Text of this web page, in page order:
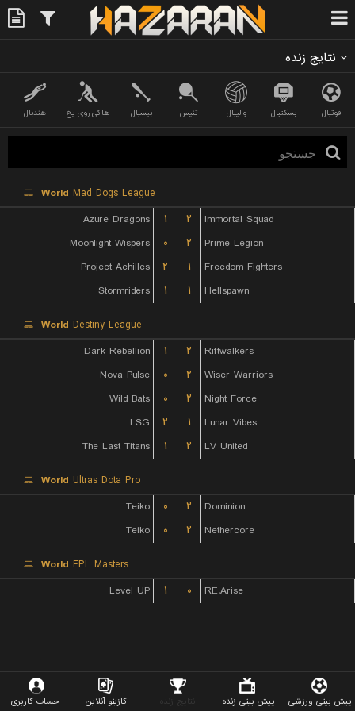
نتایج زنده
فوتبال بسکتبال والیبال تنیس بیسبال هاکی روی یخ هندبال
World Mad Dogs League
Azure Dragons
۱ ۲
Immortal Squad
Moonlight Wispers
۰ ۲
Prime Legion
Project Achilles
۲ ۱
Freedom Fighters
Stormriders
۱ ۱ Hellspawn
World Destiny League
Dark Rebellion
۱ ۲
Riftwalkers
Nova Pulse
۰ ۲
Wiser Warriors
Wild Bats
۰ ۲
Night Force
LSG
۲ ۱
Lunar Vibes
The Last Titans
۱ ۲ LV United
World Ultras Dota Pro
Teiko
۰ ۲
Dominion
Teiko
۰ ۲ Nethercore
World EPL Masters
Level UP
۱ ۰ RE.Arise
پیش بینی ورزشی پیش بینی زنده نتایج زنده کازینو آنلاین حساب کاربری